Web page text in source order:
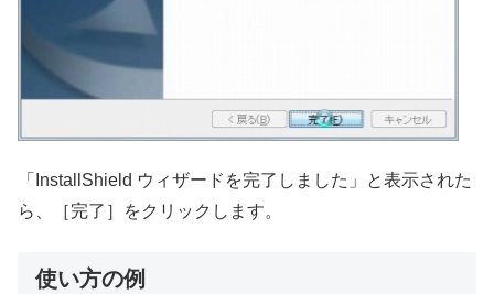
「InstallShield ウィザードを完了しました」と表示された
ら、［完了］をクリックします。
使い方の例